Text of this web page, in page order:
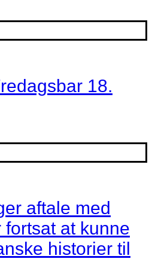
18.
aftale med
at kunne
historier til